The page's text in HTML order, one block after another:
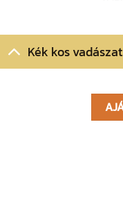
Kék kos